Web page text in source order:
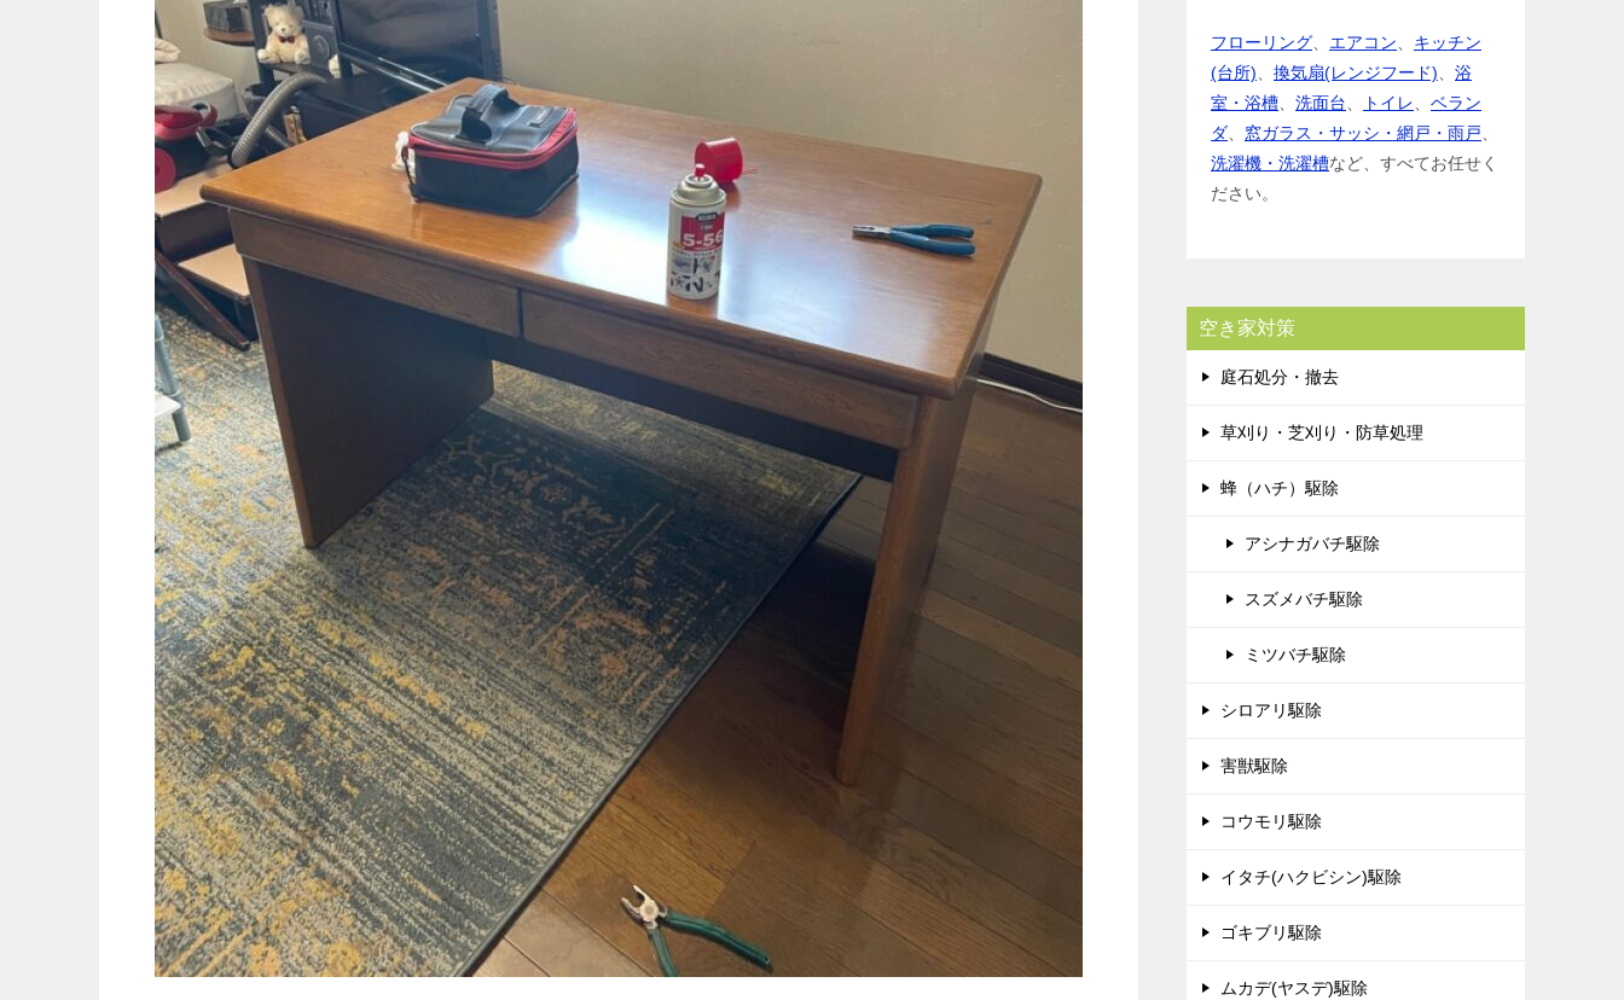
フローリング エアコン
キッチン
(台所)
換気扇(レンジフード)
浴
室・浴槽
洗面台 トイレ
ベラン
ダ
窓ガラス・サッシ・網戸・雨戸
洗濯機・洗濯槽など、すべてお任せく
ださい。
空き家対策
庭石処分・撤去
草刈り・芝刈り・防草処理
蜂（ハチ）駆除
アシナガバチ駆除
スズメバチ駆除
ミツバチ駆除
シロアリ駆除
害獣駆除
コウモリ駆除
イタチ(ハクビシン)駆除
ゴキブリ駆除
ムカデ(ヤスデ)駆除